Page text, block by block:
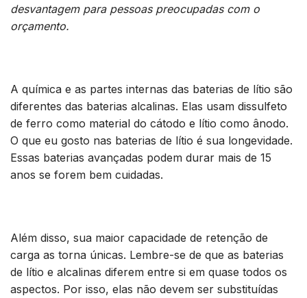
desvantagem para pessoas preocupadas com o
orçamento.
A química e as partes internas das baterias de lítio são
diferentes das baterias alcalinas. Elas usam dissulfeto
de ferro como material do cátodo e lítio como ânodo.
O que eu gosto nas baterias de lítio é sua longevidade.
Essas baterias avançadas podem durar mais de 15
anos se forem bem cuidadas.
Além disso, sua maior capacidade de retenção de
carga as torna únicas. Lembre-se de que as baterias
de lítio e alcalinas diferem entre si em quase todos os
aspectos. Por isso, elas não devem ser substituídas